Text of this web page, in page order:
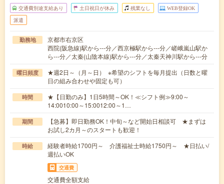
交通費別途支給あり 土日祝日が休み 残業なし WEB登録OK
派遣
勤務地
京都市右京区
西院(阪急線)駅から---分／西京極駅から---分／嵯峨嵐山駅か
ら---分／太秦(山陰本線)駅から---分／太秦天神川駅から---分
曜日頻度
★週2日～（月～日） ※希望のシフトを毎月提出（日数と曜
日の組み合わせや固定も可）
時間
★【日勤のみ】1日5時間～OK！≪シフト例≫9:00～
14:0010:00～15:0012:00～1…
期間
【急募】即日勤務OK！中旬～など開始日相談可 ★まずは
お試し2カ月～のスタートも歓迎！
時給
経験者時給1700円～ 介護福祉士時給1750円～ ★日払い/
週払いOK
交通費
交通費全額支給